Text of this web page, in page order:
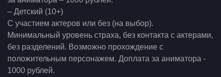
– Детский (10+)
С участием актеров или без (на выбор).
Минимальный уровень страха, без контакта с актерами,
без разделений. Возможно прохождение с
положительным персонажем. Доплата за аниматора -
1000 рублей.